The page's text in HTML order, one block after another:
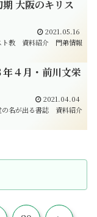
大阪のキリス
2021.05.16
ト教
資料紹介 門弟情報
４月・前川文栄
2021.04.04
名が出る書誌
資料紹介